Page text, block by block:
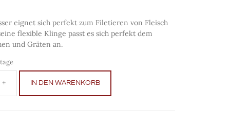
eignet sich perfekt zum Filetieren von Fleisch
flexible Klinge passt es sich perfekt dem
und Gräten an.
IN DEN WARENKORB